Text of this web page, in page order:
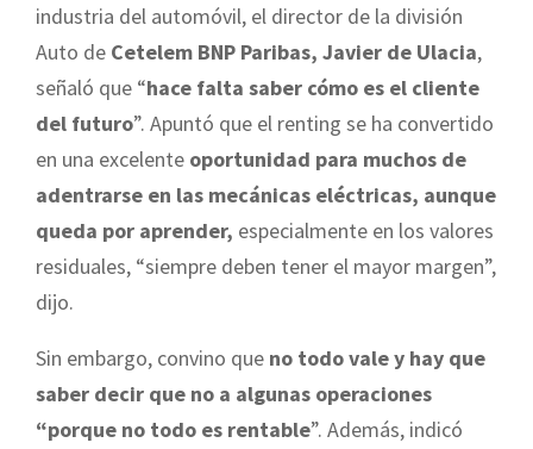
industria del automóvil, el director de la división
Auto de Cetelem BNP Paribas, Javier de Ulacia,
señaló que “hace falta saber cómo es el cliente
del futuro”. Apuntó que el renting se ha convertido
en una excelente oportunidad para muchos de
adentrarse en las mecánicas eléctricas, aunque
queda por aprender, especialmente en los valores
residuales, “siempre deben tener el mayor margen”,
dijo.
Sin embargo, convino que no todo vale y hay que
saber decir que no a algunas operaciones
“porque no todo es rentable”. Además, indicó